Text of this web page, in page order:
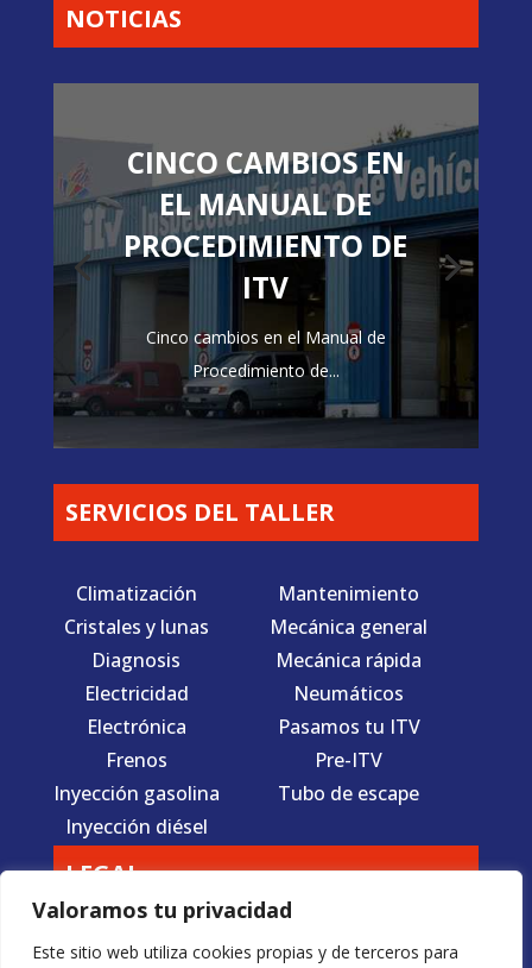
Valoramos tu privacidad
Este sitio web utiliza cookies propias y de terceros para
NOTICIAS
CINCO CAMBIOS EN
EL MANUAL DE
PROCEDIMIENTO DE
ITV
Cinco cambios en el Manual de
Procedimiento de...
SERVICIOS DEL TALLER
Climatización
Cristales y lunas
Diagnosis
Electricidad
Electrónica
Frenos
Inyección gasolina
Inyección diésel
Mantenimiento
Mecánica general
Mecánica rápida
Neumáticos
Pasamos tu ITV
Pre-ITV
Tubo de escape
LEGAL
Aviso Legal